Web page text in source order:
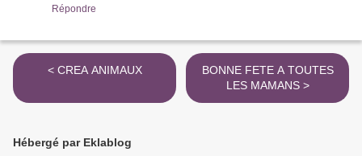
Répondre
< CREA ANIMAUX
BONNE FETE A TOUTES
LES MAMANS >
Hébergé par Eklablog